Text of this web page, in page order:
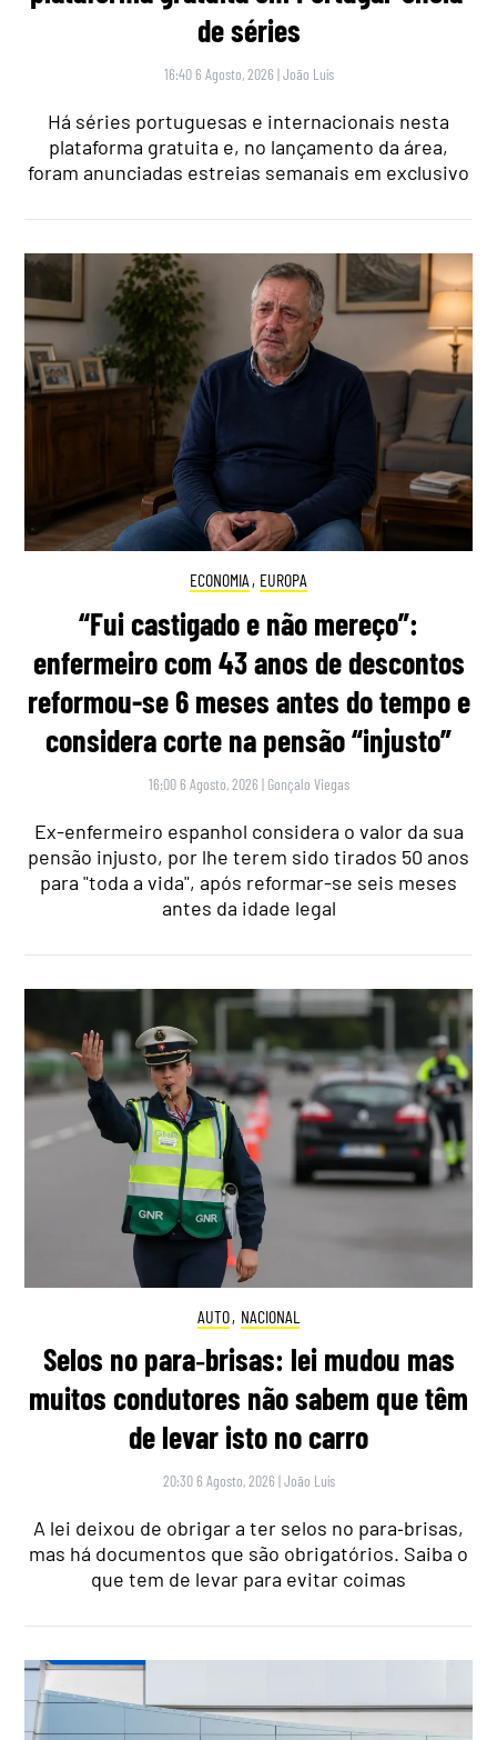
de séries
16:40 6 Agosto, 2026 |João Luís
Há séries portuguesas e internacionais nesta
plataforma gratuita e, no lançamento da área,
foram anunciadas estreias semanais em exclusivo
ECONOMIA , EUROPA
“Fui castigado e não mereço”:
enfermeiro com 43 anos de descontos
reformou-se 6 meses antes do tempo e
considera corte na pensão “injusto”
16:00 6 Agosto, 2026 | Gonçalo Viegas
Ex-enfermeiro espanhol considera o valor da sua
pensão injusto, por lhe terem sido tirados 50 anos
para "toda a vida", após reformar-se seis meses
antes da idade legal
AUTO, NACIONAL
Selos no para‑brisas: lei mudou mas
muitos condutores não sabem que têm
de levar isto no carro
20:30 6 Agosto, 2026 |João Luís
A lei deixou de obrigar a ter selos no para‑brisas,
mas há documentos que são obrigatórios. Saiba o
que tem de levar para evitar coimas